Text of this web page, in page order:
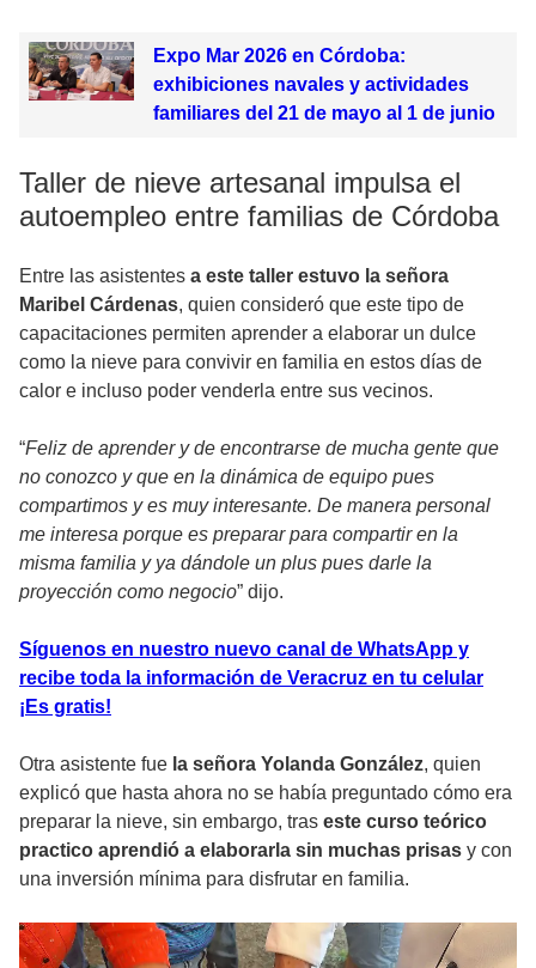
Expo Mar 2026 en Córdoba:
exhibiciones navales y actividades
familiares del 21 de mayo al 1 de junio
Taller de nieve artesanal impulsa el
autoempleo entre familias de Córdoba
Entre las asistentes a este taller estuvo la señora
Maribel Cárdenas, quien consideró que este tipo de
capacitaciones permiten aprender a elaborar un dulce
como la nieve para convivir en familia en estos días de
calor e incluso poder venderla entre sus vecinos.
“Feliz de aprender y de encontrarse de mucha gente que
no conozco y que en la dinámica de equipo pues
compartimos y es muy interesante. De manera personal
me interesa porque es preparar para compartir en la
misma familia y ya dándole un plus pues darle la
proyección como negocio” dijo.
Síguenos en nuestro nuevo canal de WhatsApp y
recibe toda la información de Veracruz en tu celular
¡Es gratis!
Otra asistente fue la señora Yolanda González, quien
explicó que hasta ahora no se había preguntado cómo era
preparar la nieve, sin embargo, tras este curso teórico
practico aprendió a elaborarla sin muchas prisas y con
una inversión mínima para disfrutar en familia.